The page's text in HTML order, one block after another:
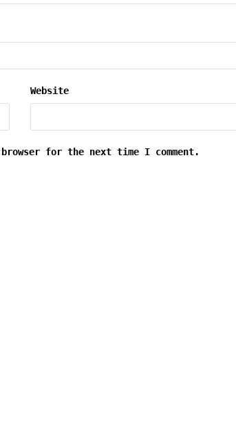
Website
for the next time I comment.